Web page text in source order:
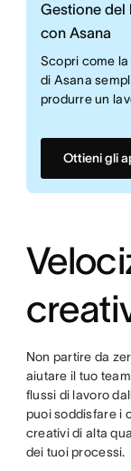
Gestione del
con Asana
Scopri come
di Asana
produrre un
Ottieni gli
Non partire da
aiutare il tuo
flussi di lavoro
puoi soddisfare i
creativi di alta
dei tuoi processi.